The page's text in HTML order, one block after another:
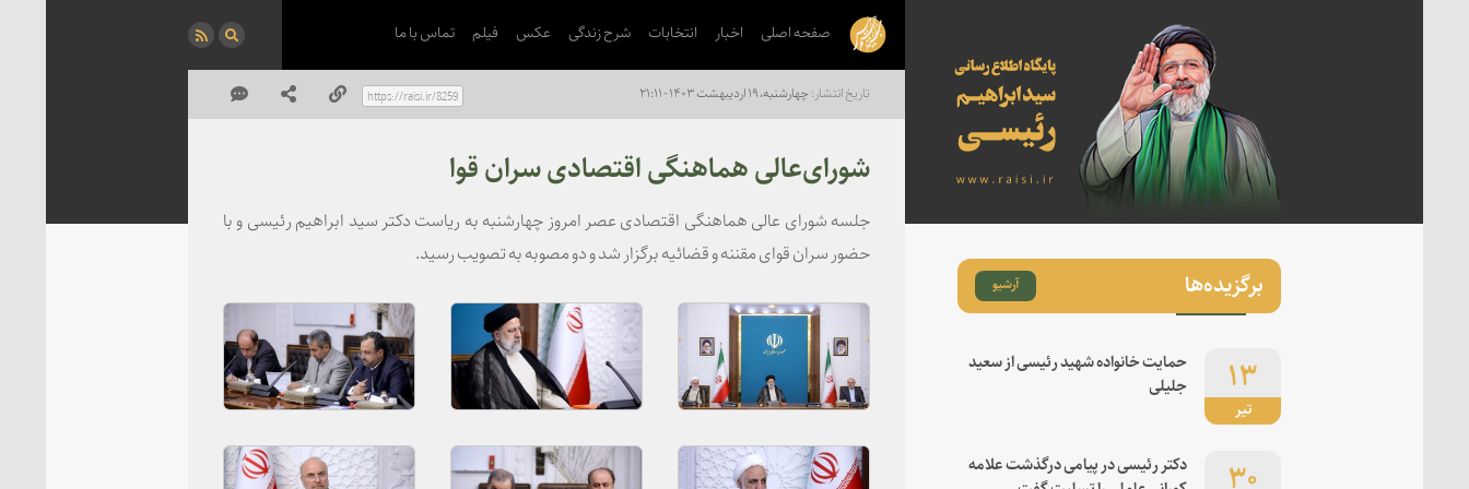
صفحه اصلی اخبار انتخابات شرح زندگی عکس فیلم تماس با ما
چهارشنبه، ۱۹ اردیبهشت ۱۴۰۳ - ۲۱:۱۱
شورای‌عالی هماهنگی اقتصادی سران قوا
جلسه شورای عالی هماهنگی اقتصادی عصر امروز چهارشنبه به ریاست دکتر سید ابراهیم رئیسی و با
حضور سران قوای مقننه و قضائیه برگزار شد و دو مصوبه به تصویب رسید.
برگزیده‌ها آرشیو
تیر
۱۳
حمایت خانواده شهید رئیسی از سعید
جلیلی
۳۰
دکتر رئیسی در پیامی درگذشت علامه